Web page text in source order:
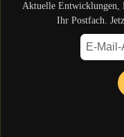
Aktuelle Entwicklungen,
Ihr Postfach.